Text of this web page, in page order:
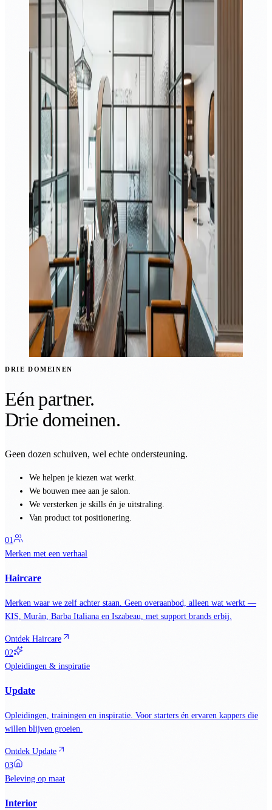
MERKEN
7
JAAR
40+
DRIE DOMEINEN
Eén partner.
Drie domeinen.
Geen dozen schuiven, wel echte ondersteuning.
We helpen je kiezen wat werkt.
We bouwen mee aan je salon.
We versterken je skills én je uitstraling.
Van product tot positionering.
01
Merken met een verhaal
Haircare
Merken waar we zelf achter staan. Geen overaanbod, alleen wat werkt —
KIS, Muràn, Barba Italiana en Iszabeau, met support brands erbij.
Ontdek Haircare
02
Opleidingen & inspiratie
Update
Opleidingen, trainingen en inspiratie. Voor starters én ervaren kappers die
willen blijven groeien.
Ontdek Update
03
Beleving op maat
Interior